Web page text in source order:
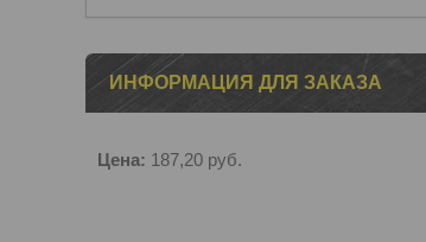
ИНФОРМАЦИЯ ДЛЯ ЗАКАЗА
Цена: 187,20 руб.